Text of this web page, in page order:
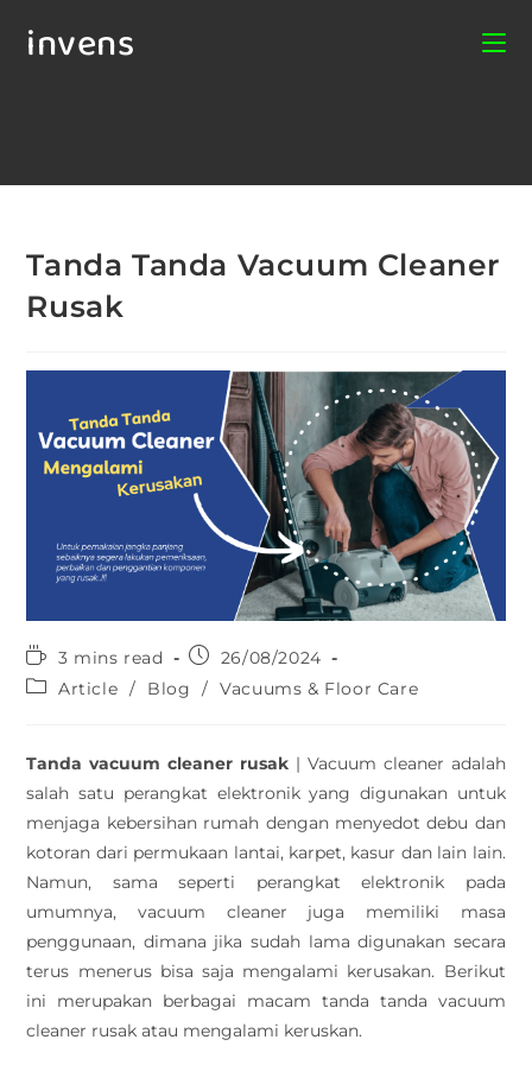
invens
Tanda Tanda Vacuum Cleaner
Rusak
3 mins read
26/08/2024
Article / Blog / Vacuums & Floor Care
Tanda vacuum cleaner rusak | Vacuum cleaner adalah
salah satu perangkat elektronik yang digunakan untuk
menjaga kebersihan rumah dengan menyedot debu dan
kotoran dari permukaan lantai, karpet, kasur dan lain lain.
Namun, sama seperti perangkat elektronik pada
umumnya, vacuum cleaner juga memiliki masa
penggunaan, dimana jika sudah lama digunakan secara
terus menerus bisa saja mengalami kerusakan. Berikut
ini merupakan berbagai macam tanda tanda vacuum
cleaner rusak atau mengalami keruskan.